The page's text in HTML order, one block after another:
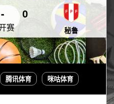
- 0
秘鲁
赛
腾讯体育 咪咕体育